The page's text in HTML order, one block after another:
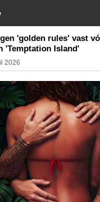
'golden rules' vast
'Temptation Island'
2026